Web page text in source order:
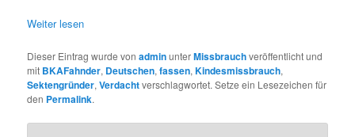
Weiter lesen
Dieser Eintrag wurde vonadminunterMissbrauchveröffentlicht und
mit BKAFahnder, Deutschen,fassen,Kindesmissbrauch,
Sektengründer,Verdachtverschlagwortet. Setze ein Lesezeichen für
den Permalink.